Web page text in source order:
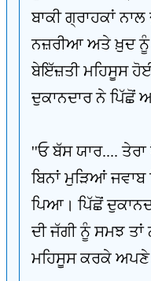
ਬਾਕੀ ਗ੍ਰਾਹਕਾਂ
ਨਜ਼ਰੀਆ ਅਤੇ ਖ਼ੁਦ
ਬੇਇੱਜ਼ਤੀ ਮਹਿਸੂਸ
ਦੁਕਾਨਦਾਰ ਨੇ ਪਿੱਛੋਂ
''ਓ ਬੱਸ ਯਾਰ....
ਬਿਨਾਂ ਮੁੜਿਆਂ ਜਵਾਬ
ਪਿਆ। ਪਿੱਛੋਂ
ਦੀ ਜੱਗੀ ਨੂੰ ਸਮਝ
ਮਹਿਸੂਸ ਕਰਕੇ